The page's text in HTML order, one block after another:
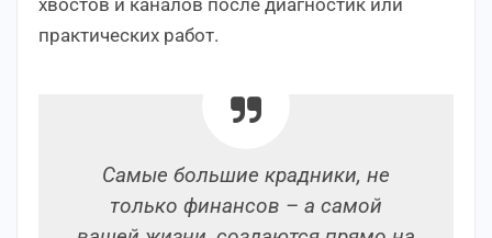
практических работ.
Самые большие крадники, не
только финансов – а самой